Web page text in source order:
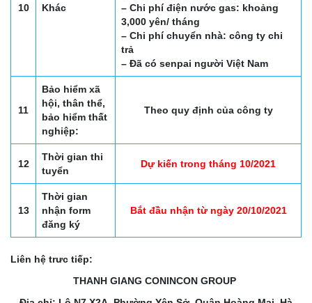
10 Khác
– Chi phí điện nước gas: khoảng
3,000 yên/ tháng
– Chi phí chuyển nhà: công ty chi
trả
– Đã có senpai người Việt Nam
11
Bảo hiểm xã
hội, thân thể,
bảo hiểm thất
nghiệp:
Theo quy định của công ty
12
Thời gian thi
tuyển
Dự kiến trong tháng 10/2021
13
Thời gian
nhận form
đăng ký
Bắt đầu nhận từ ngày 20/10/2021
Liên hệ trưc tiếp:
THANH GIANG CONINCON GROUP